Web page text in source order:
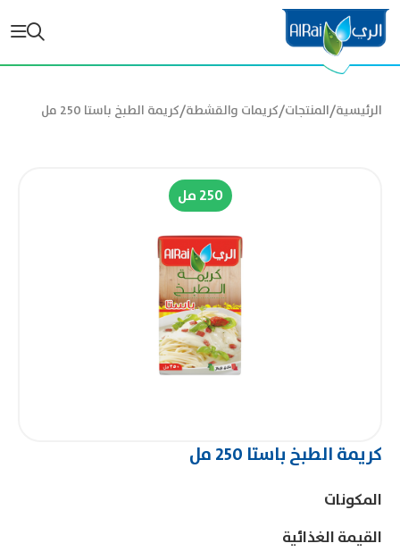
الرئيسية/المنتجات/كريمات والقشطة/كريمة الطبخ باستا 250 مل
250 مل
كريمة الطبخ باستا 250 مل
المكونات
القيمة الغذائية